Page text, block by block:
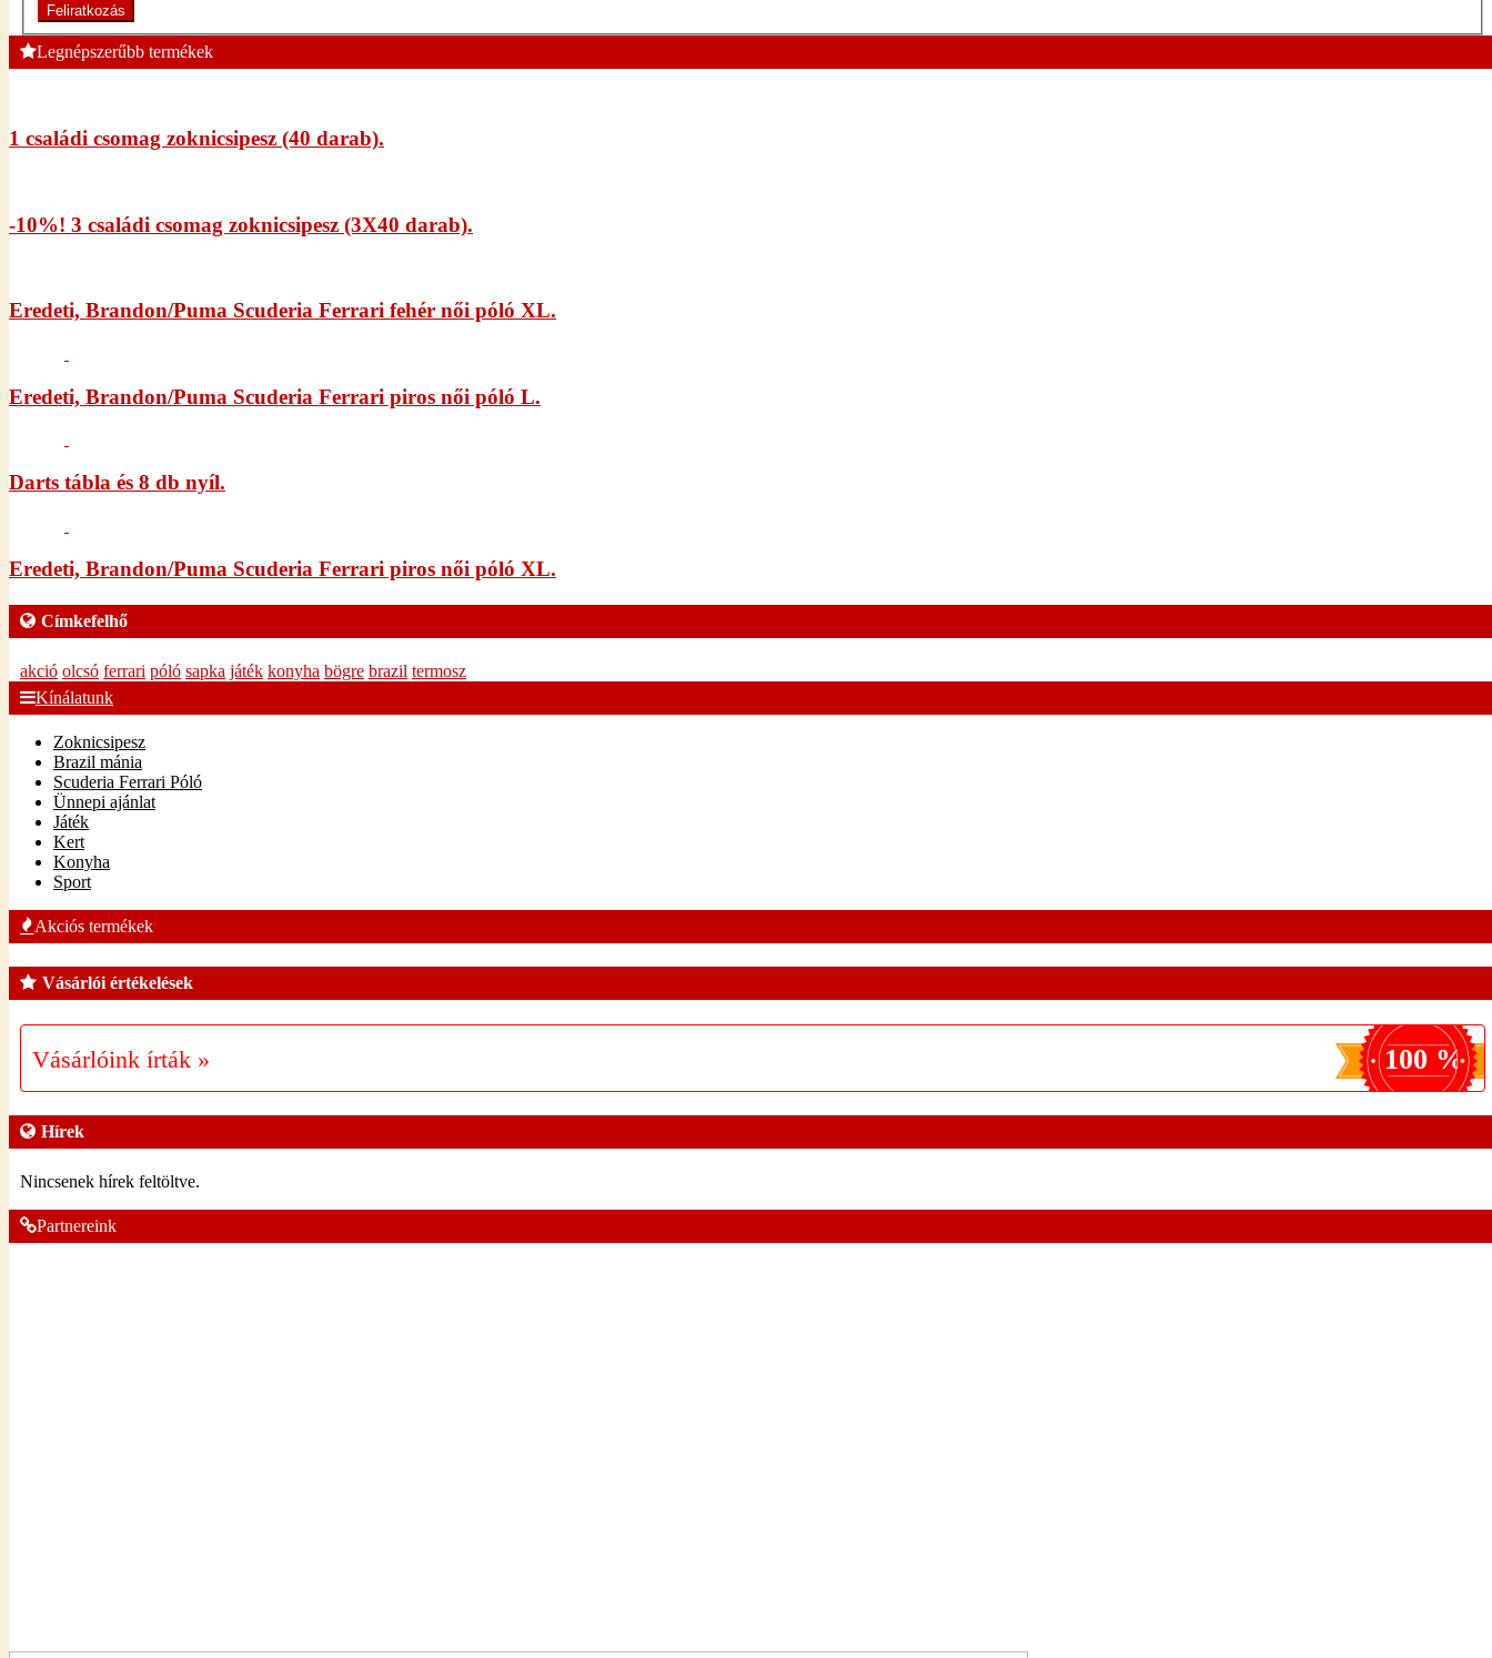
Feliratkozás
Legnépszerűbb termékek
1 családi csomag zoknicsipesz (40 darab).
-10%! 3 családi csomag zoknicsipesz (3X40 darab).
Eredeti, Brandon/Puma Scuderia Ferrari fehér női póló XL.
Eredeti, Brandon/Puma Scuderia Ferrari piros női póló L.
Darts tábla és 8 db nyíl.
Eredeti, Brandon/Puma Scuderia Ferrari piros női póló XL.
Címkefelhő
akció olcsó ferrari póló sapka játék konyha bögre brazil termosz
Kínálatunk
Zoknicsipesz
Brazil mánia
Scuderia Ferrari Póló
Ünnepi ajánlat
Játék
Kert
Konyha
Sport
Akciós termékek
Vásárlói értékelések
Vásárlóink írták » 100 %
Hírek
Nincsenek hírek feltöltve.
Partnereink